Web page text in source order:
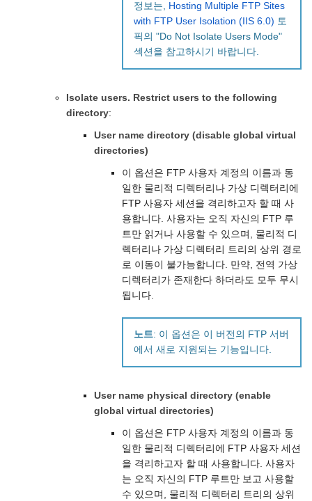
정보는, Hosting Multiple FTP Sites
with FTP User Isolation (IIS 6.0) 토
픽의 "Do Not Isolate Users Mode"
섹션을 참고하시기 바랍니다.
Isolate users. Restrict users to the following
directory:
User name directory (disable global virtual
directories)
이 옵션은 FTP 사용자 계정의 이름과 동
일한 물리적 디렉터리나 가상 디렉터리에
FTP 사용자 세션을 격리하고자 할 때 사
용합니다. 사용자는 오직 자신의 FTP 루
트만 읽거나 사용할 수 있으며, 물리적 디
렉터리나 가상 디렉터리 트리의 상위 경로
로 이동이 불가능합니다. 만약, 전역 가상
디렉터리가 존재한다 하더라도 모두 무시
됩니다.
노트: 이 옵션은 이 버전의 FTP 서버
에서 새로 지원되는 기능입니다.
User name physical directory (enable
global virtual directories)
이 옵션은 FTP 사용자 계정의 이름과 동
일한 물리적 디렉터리에 FTP 사용자 세션
을 격리하고자 할 때 사용합니다. 사용자
는 오직 자신의 FTP 루트만 보고 사용할
수 있으며, 물리적 디렉터리 트리의 상위